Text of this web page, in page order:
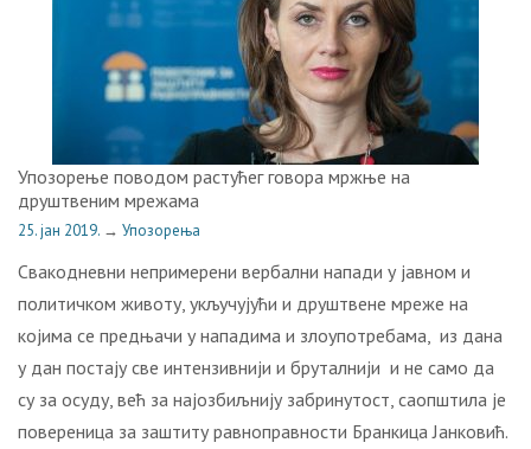
Упозорење поводом растућег говора мржње на
друштвеним мрежама
25. јан 2019. → Упозорења
Свакодневни непримерени вербални напади у јавном и
политичком животу, укључујући и друштвене мреже на
којима се предњачи у нападима и злоупотребама, из дана
у дан постају све интензивнији и бруталнији и не само да
су за осуду, већ за најозбиљнију забринутост, саопштила је
повереница за заштиту равноправности Бранкица Јанковић.